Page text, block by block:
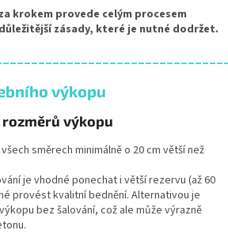
krokem provede celým procesem
zásady, které je nutné dodržet.
výkopu
výkopu
směrech minimálně o 20 cm větší než
je vhodné ponechat i větší rezervu (až 60
provést kvalitní bednění. Alternativou je
bez šalování, což ale může výrazně